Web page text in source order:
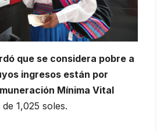
que se considera pobre a
ingresos están por
Mínima Vital
1,025 soles.